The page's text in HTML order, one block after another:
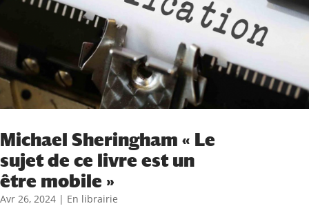
Michael Sheringham « Le
sujet de ce livre est un
être mobile »
Avr 26, 2024 | En librairie